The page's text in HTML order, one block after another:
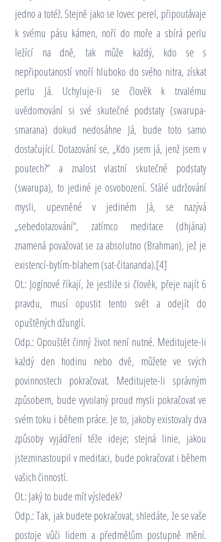
jedno a totéž. Stejně jako se lovec perel, připoutávaje
k svému pásu kámen, noří do moře a sbírá perlu
ležící na dně, tak může každý, kdo se s
nepřipoutaností vnoří hluboko do svého nitra, získat
perlu Já. Uchyluje-li se člověk k trvalému
uvědomování si své skutečné podstaty (swarupa-
smarana) dokud nedosáhne Já, bude toto samo
dostačující. Dotazování se, „Kdo jsem já, jenž jsem v
poutech?“ a znalost vlastní skutečné podstaty
(swarupa), to jediné je osvobození. Stálé udržování
mysli, upevněné v jediném Já, se nazývá
„sebedotazování“, zatímco meditace (dhjána)
znamená považovat se za absolutno (Brahman), jež je
existencí-bytím-blahem (sat-čitananda).[4]
Ot.: Jogínové říkají, že jestliže si člověk, přeje najít 6
pravdu, musí opustit tento svět a odejít do
opuštěných džunglí.
Odp.: Opouštět činný život není nutné. Meditujete-li
každý den hodinu nebo dvě, můžete ve svých
povinnostech pokračovat. Meditujete-li správným
způsobem, bude vyvolaný proud mysli pokračovat ve
svém toku i během práce. Je to, jakoby existovaly dva
způsoby vyjádření téže ideje; stejná linie, jakou
jstezninastoupil v meditaci, bude pokračovat i během
vašich činností.
Ot.: Jaký to bude mít výsledek?
Odp.: Tak, jak budete pokračovat, shledáte, že se vaše
postoje vůči lidem a předmětům postupně mění.